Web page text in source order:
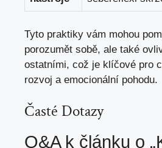
Tyto praktiky vám mohou
porozumět sobě, ale také
ostatními, což je klíčové pro
rozvoj a emocionální pohodu.
Časté Dotazy
Q&A k článku o